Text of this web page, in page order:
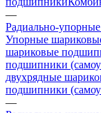
—
Радиально-
Упорные
шариковые
подшипники
двухрядные
подшипники
—